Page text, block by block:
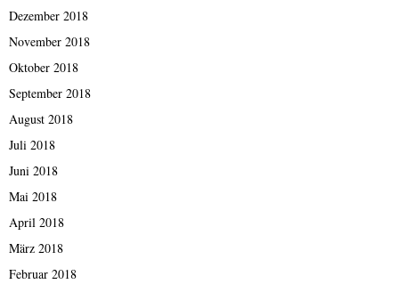
Dezember 2018
November 2018
Oktober 2018
September 2018
August 2018
Juli 2018
Juni 2018
Mai 2018
April 2018
März 2018
Februar 2018